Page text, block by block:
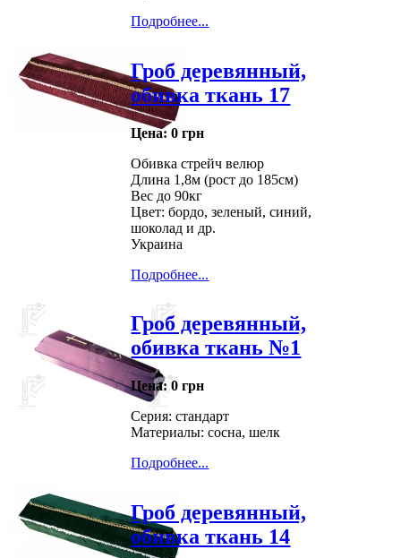
Подробнее...
Гроб деревянный,
обивка ткань 17
Цена: 0 грн
Обивка стрейч велюр
Длина 1,8м (рост до 185см)
Вес до 90кг
Цвет: бордо, зеленый, синий,
шоколад и др.
Украина
Подробнее...
Гроб деревянный,
обивка ткань №1
Цена: 0 грн
Серия: стандарт
Материалы: сосна, шелк
Подробнее...
Гроб деревянный,
обивка ткань 14